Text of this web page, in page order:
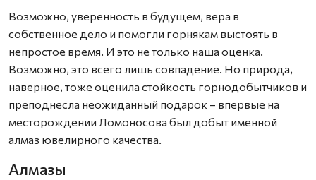
Возможно, уверенность в будущем, вера в
собственное дело и помогли горнякам выстоять в
непростое время. И это не только наша оценка.
Возможно, это всего лишь совпадение. Но природа,
наверное, тоже оценила стойкость горнодобытчиков и
преподнесла неожиданный подарок – впервые на
месторождении Ломоносова был добыт именной
алмаз ювелирного качества.
Алмазы